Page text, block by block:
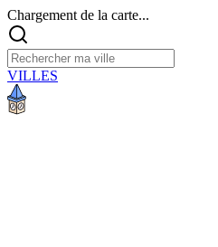
Chargement de la carte...
VILLES